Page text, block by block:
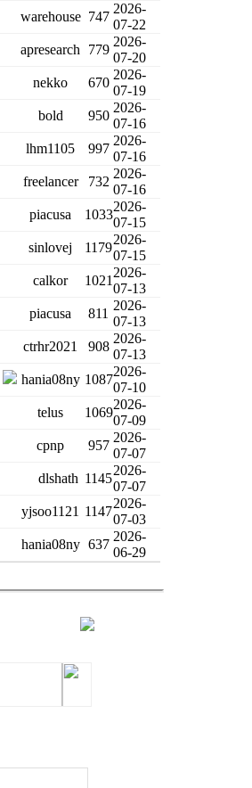
warehouse 747
2026-
07-22
apresearch 779
2026-
07-20
nekko 670
2026-
07-19
bold 950
2026-
07-16
lhm1105 997
2026-
07-16
freelancer 732
2026-
07-16
piacusa 1033
2026-
07-15
sinlovej 1179
2026-
07-15
calkor 1021
2026-
07-13
piacusa 811
2026-
07-13
ctrhr2021 908
2026-
07-13
hania08ny 1087
2026-
07-10
telus 1069
2026-
07-09
cpnp 957
2026-
07-07
dlshath 1145
2026-
07-07
yjsoo1121 1147
2026-
07-03
hania08ny 637
2026-
06-29